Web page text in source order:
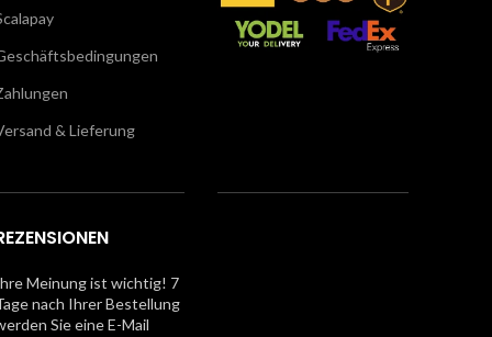
& Lieferung
Meinung ist wichtig! 7
nach Ihrer Bestellung
Sie eine E-Mail